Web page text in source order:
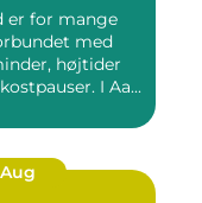
er for mange
med
højtider
I Aa...